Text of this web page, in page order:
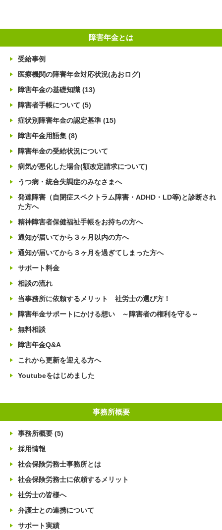
障害年金とは
受給事例
医療機関の障害年金対応状況(あおログ)
障害年金の基礎知識 (13)
障害者手帳について (5)
症状別障害年金の認定基準 (15)
障害年金用語集 (8)
障害年金の受給状況について
病気が悪化した場合(額改定請求について)
うつ病・統合失調症のみなさまへ
発達障害（自閉症スペクトラム障害・ADHD・LD等)と診断され
た方へ
精神障害者保健福祉手帳をお持ちの方へ
通知が届いてから３ヶ月以内の方へ
通知が届いてから３ヶ月を過ぎてしまった方へ
サポート料金
相談の流れ
当事務所に依頼するメリット 社労士の選び方！
障害年金サポートにかける想い ～障害者の権利を守る～
無料相談
障害年金Q&A
これから更新を迎える方へ
Youtubeをはじめました
事務所概要
事務所概要 (5)
採用情報
社会保険労務士事務所とは
社会保険労務士に依頼するメリット
社労士の皆様へ
弁護士との連携について
サポート実績